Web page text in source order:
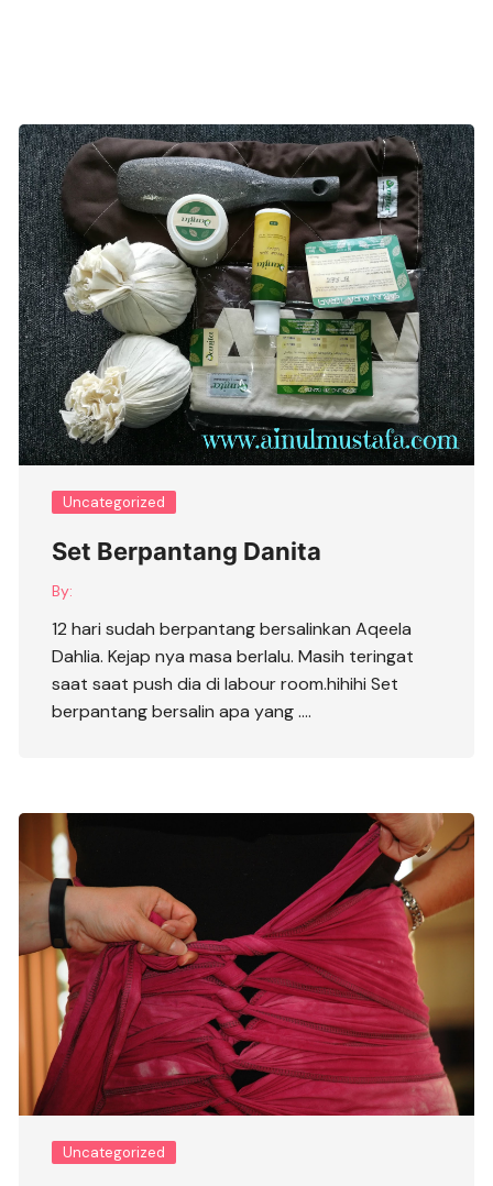
Uncategorized
Set Berpantang Danita
By:
12 hari sudah berpantang bersalinkan Aqeela
Dahlia. Kejap nya masa berlalu. Masih teringat
saat saat push dia di labour room.hihihi Set
berpantang bersalin apa yang ….
Uncategorized